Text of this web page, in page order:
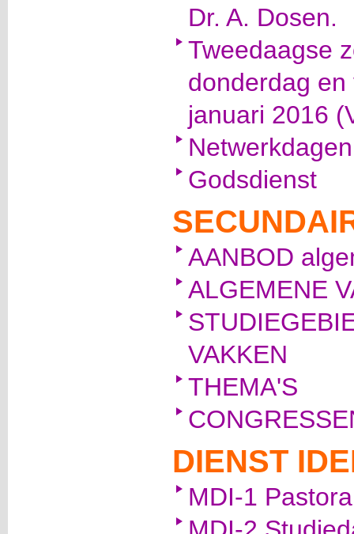
Dr. A. Dosen.
Tweedaagse
donderdag
januari 2016
Godsdienst
AANBOD
ALGEMENE
VAKKEN
THEMA'S
DIENST
MDI-1